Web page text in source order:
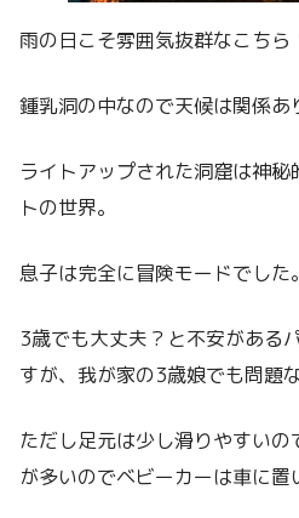
雨の日こそ雰囲気抜群なこちら
鍾乳洞の中なので天候は関係あ
ライトアップされた洞窟は神
トの世界。
息子は完全に冒険モードでした。
3歳でも大丈夫？と不安がある
すが、我が家の3歳娘でも問題
ただし足元は少し滑りやすい
が多いのでベビーカーは車に置